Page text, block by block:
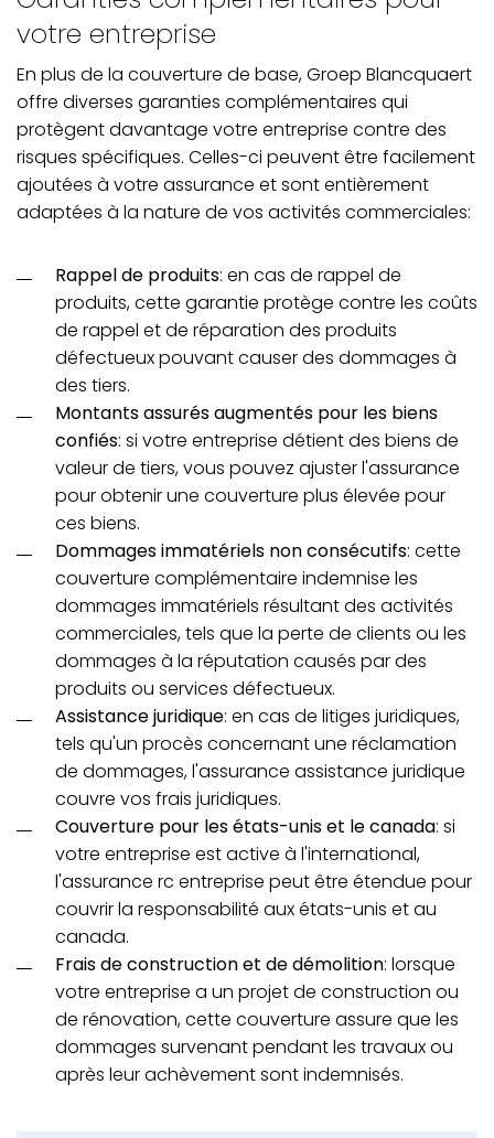
votre entreprise
En plus de la couverture de base, Groep Blancquaert
offre diverses garanties complémentaires qui
protègent davantage votre entreprise contre des
risques spécifiques. Celles-ci peuvent être facilement
ajoutées à votre assurance et sont entièrement
adaptées à la nature de vos activités commerciales:
Rappel de produits: en cas de rappel de
produits, cette garantie protège contre les coûts
de rappel et de réparation des produits
défectueux pouvant causer des dommages à
des tiers.
Montants assurés augmentés pour les biens
confiés: si votre entreprise détient des biens de
valeur de tiers, vous pouvez ajuster l'assurance
pour obtenir une couverture plus élevée pour
ces biens.
Dommages immatériels non consécutifs: cette
couverture complémentaire indemnise les
dommages immatériels résultant des activités
commerciales, tels que la perte de clients ou les
dommages à la réputation causés par des
produits ou services défectueux.
Assistance juridique: en cas de litiges juridiques,
tels qu'un procès concernant une réclamation
de dommages, l'assurance assistance juridique
couvre vos frais juridiques.
Couverture pour les états-unis et le canada: si
votre entreprise est active à l'international,
l'assurance rc entreprise peut être étendue pour
couvrir la responsabilité aux états-unis et au
canada.
Frais de construction et de démolition: lorsque
votre entreprise a un projet de construction ou
de rénovation, cette couverture assure que les
dommages survenant pendant les travaux ou
après leur achèvement sont indemnisés.